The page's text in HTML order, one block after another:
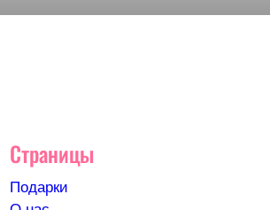
Страницы
Подарки